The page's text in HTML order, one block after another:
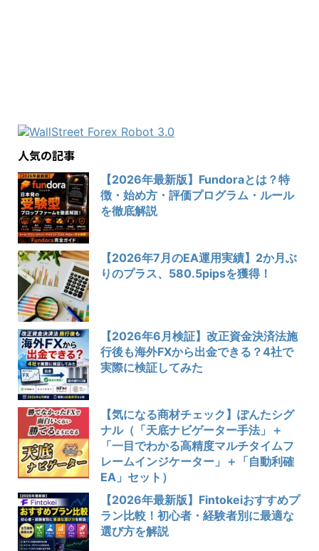
人気の記事
【2026年最新版】Fundoraとは？特
徴・始め方・評価プログラム・ルール
を徹底解説
【2026年7月のEA運用実績】2か月ぶ
りのプラス、580.5pipsを獲得！
【2026年6月検証】改正資金決済法施
行後も海外FXから出金できる？4社で
実際に検証してみた
【気になる商材チェック】ぽんたシグ
ナル（「天底ナビゲーター手法」＋
「一目でわかる高精度マルチタイムフ
レームインジケーター」＋「自動利確
EA」セット）
【2026年最新版】Fintokeiおすすめプ
ラン比較！初心者・経験者別に最適な
選び方を解説